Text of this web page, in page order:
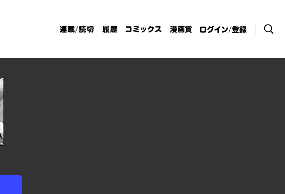
連載/読切 履歴 コミックス 漫画賞
ログイン / 登
録
検索